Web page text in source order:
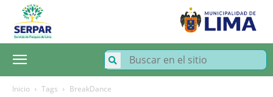
SERPAR
Servicio
de
Parques
Inicio Tags BreakDance